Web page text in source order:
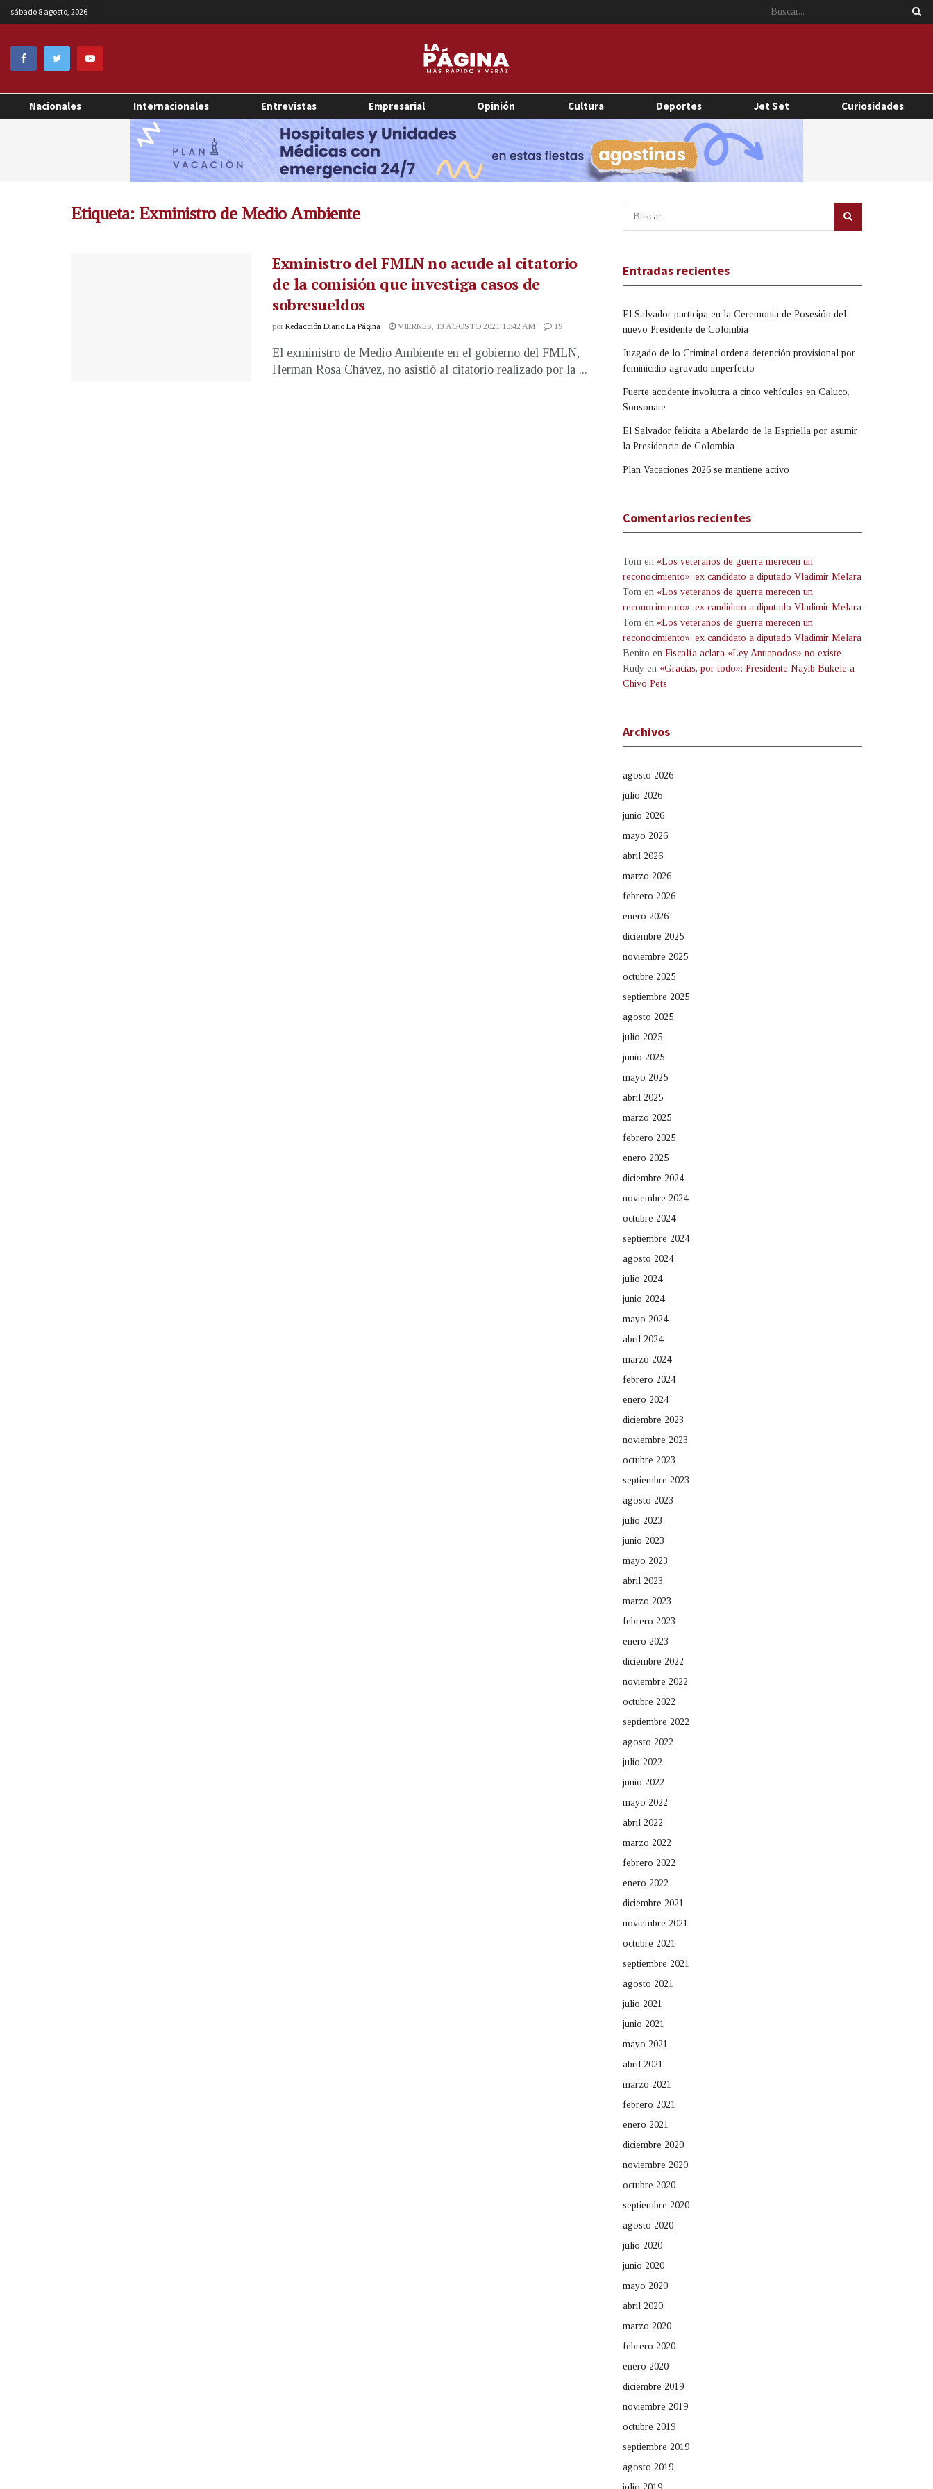
sábado 8 agosto, 2026
Nacionales Internacionales Entrevistas Empresarial Opinión Cultura Deportes Jet Set Curiosidades
Etiqueta: Exministro de Medio Ambiente
Exministro del FMLN no acude al citatorio
de la comisión que investiga casos de
sobresueldos
por Redacción Diario La Página VIERNES, 13 AGOSTO 2021 10:42 AM 19
El exministro de Medio Ambiente en el gobierno del FMLN,
Herman Rosa Chávez, no asistió al citatorio realizado por la ...
Entradas recientes
El Salvador participa en la Ceremonia de Posesión del
nuevo Presidente de Colombia
Juzgado de lo Criminal ordena detención provisional por
feminicidio agravado imperfecto
Fuerte accidente involucra a cinco vehículos en Caluco,
Sonsonate
El Salvador felicita a Abelardo de la Espriella por asumir
la Presidencia de Colombia
Plan Vacaciones 2026 se mantiene activo
Comentarios recientes
Tom en «Los veteranos de guerra merecen un
reconocimiento»: ex candidato a diputado Vladimir Melara
Tom en «Los veteranos de guerra merecen un
reconocimiento»: ex candidato a diputado Vladimir Melara
Tom en «Los veteranos de guerra merecen un
reconocimiento»: ex candidato a diputado Vladimir Melara
Benito en Fiscalía aclara «Ley Antiapodos» no existe
Rudy en «Gracias, por todo»: Presidente Nayib Bukele a
Chivo Pets
Archivos
agosto 2026
julio 2026
junio 2026
mayo 2026
abril 2026
marzo 2026
febrero 2026
enero 2026
diciembre 2025
noviembre 2025
octubre 2025
septiembre 2025
agosto 2025
julio 2025
junio 2025
mayo 2025
abril 2025
marzo 2025
febrero 2025
enero 2025
diciembre 2024
noviembre 2024
octubre 2024
septiembre 2024
agosto 2024
julio 2024
junio 2024
mayo 2024
abril 2024
marzo 2024
febrero 2024
enero 2024
diciembre 2023
noviembre 2023
octubre 2023
septiembre 2023
agosto 2023
julio 2023
junio 2023
mayo 2023
abril 2023
marzo 2023
febrero 2023
enero 2023
diciembre 2022
noviembre 2022
octubre 2022
septiembre 2022
agosto 2022
julio 2022
junio 2022
mayo 2022
abril 2022
marzo 2022
febrero 2022
enero 2022
diciembre 2021
noviembre 2021
octubre 2021
septiembre 2021
agosto 2021
julio 2021
junio 2021
mayo 2021
abril 2021
marzo 2021
febrero 2021
enero 2021
diciembre 2020
noviembre 2020
octubre 2020
septiembre 2020
agosto 2020
julio 2020
junio 2020
mayo 2020
abril 2020
marzo 2020
febrero 2020
enero 2020
diciembre 2019
noviembre 2019
octubre 2019
septiembre 2019
agosto 2019